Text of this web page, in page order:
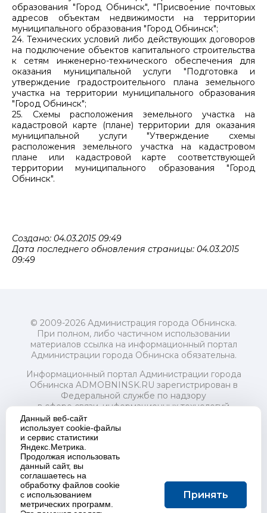
образования "Город Обнинск", "Присвоение почтовых
адресов объектам недвижимости на территории
муниципального образования "Город Обнинск";
24. Технических условий либо действующих договоров
на подключение объектов капитального строительства
к сетям инженерно-технического обеспечения для
оказания муниципальной услуги "Подготовка и
утверждение градостроительного плана земельного
участка на территории муниципального образования
"Город Обнинск";
25. Схемы расположения земельного участка на
кадастровой карте (плане) территории для оказания
муниципальной услуги "Утверждение схемы
расположения земельного участка на кадастровом
плане или кадастровой карте соответствующей
территории муниципального образования "Город
Обнинск".
Создано: 04.03.2015 09:49
Дата последнего обновления страницы: 04.03.2015
09:49
© 2009-2026 Администрация города Обнинска.
При полном, либо частичном использовании
материалов ссылка на информационный портал
Администрации города Обнинска обязательна.
Информационный портал Администрации города
Обнинска ADMOBNINSK.RU зарегистрирован в
Федеральной службе по надзору
в сфере связи, информационных технологий
и массовых коммуникаций (Роскомнадзор) 24 июля
2018 года.
Свидетельство о регистрации Эл № ФС77-73321
Учредитель: Администрация (исполнительно-
распорядительный орган) городского округа "Город
Обнинск". Главный редактор: Байкова Е.А.
Адрес электронной почты Редакции:
redactor@admobninsk.ru
Данный веб-сайт
использует cookie-файлы
и сервис статистики
Яндекс.Метрика.
Продолжая использовать
данный сайт, вы
соглашаетесь на
обработку файлов cookie
с использованием
метрических программ.
Принять